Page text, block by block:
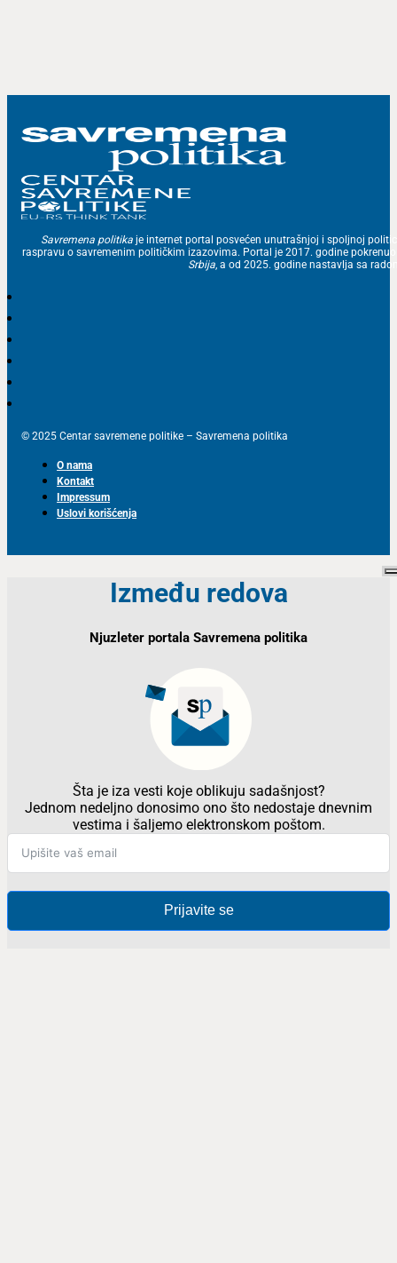
Savremena politika je internet portal posvećen unutrašnjoj i spoljnoj
raspravu o savremenim političkim izazovima. Portal je 2017. godine
Srbija, a od 2025. godine nastavlja sa
© 2025 Centar savremene politike – Savremena politika
O nama
Kontakt
Impressum
Uslovi korišćenja
Između redova
Njuzleter portala Savremena politika
Šta je iza vesti koje oblikuju sadašnjost?
Jednom nedeljno donosimo ono što nedostaje dnevnim
vestima i šaljemo elektronskom poštom.
Prijavite se